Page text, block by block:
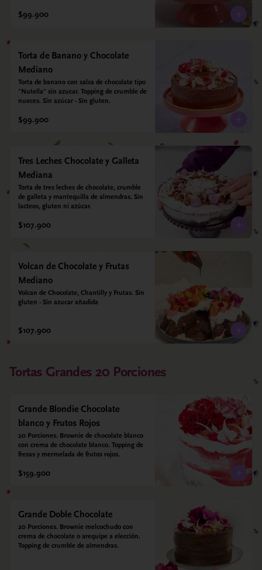
y almendras. Endulzada con estevia.
$99.900
Torta de Banano y Chocolate
Mediano
Torta de banano con salsa de chocolate tipo
"Nutella" sin azucar. Topping de crumble de
nueces. Sin azúcar - Sin gluten.
$99.900
Tres Leches Chocolate y Galleta
Mediana
Torta de tres leches de chocolate, crumble
de galleta y mantequilla de almendras. Sin
lacteos, gluten ni azúcar.
$107.900
Volcan de Chocolate y Frutas
Mediano
Volcan de Chocolate, Chantilly y Frutas. Sin
gluten - Sin azucar añadida
$107.900
Tortas Grandes 20 Porciones
Grande Blondie Chocolate
blanco y Frutos Rojos
20 Porciones. Brownie de chocolate blanco
con crema de chocolate blanco. Topping de
fresas y mermelada de frutos rojos.
$159.900
Grande Doble Chocolate
20 Porciones. Brownie melcochudo con
crema de chocolate o arequipe a elección.
Topping de crumble de almendras.